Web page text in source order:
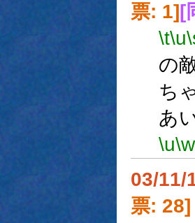
票: 1][
\t\u
の
ち
あ
\u
03/11/
票: 28]